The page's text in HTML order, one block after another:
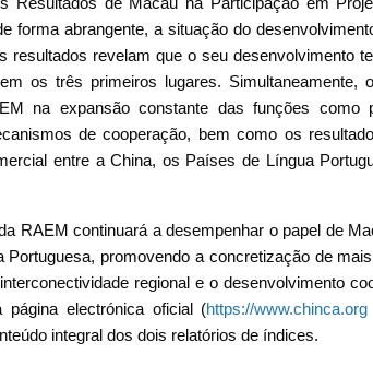
forma abrangente, a situação do
resultados revelam que o seu desenvolvimento
os três primeiros lugares. Simultaneamente,
na expansão constante das funções como
de cooperação, bem como os
entre a China, os Países de Língua
RAEM continuará a desempenhar o papel de
Portuguesa, promovendo a concretização de
regional e o desenvolvimento
página electrónica oficial (https://www.chinca.org
integral dos dois relatórios de índices.